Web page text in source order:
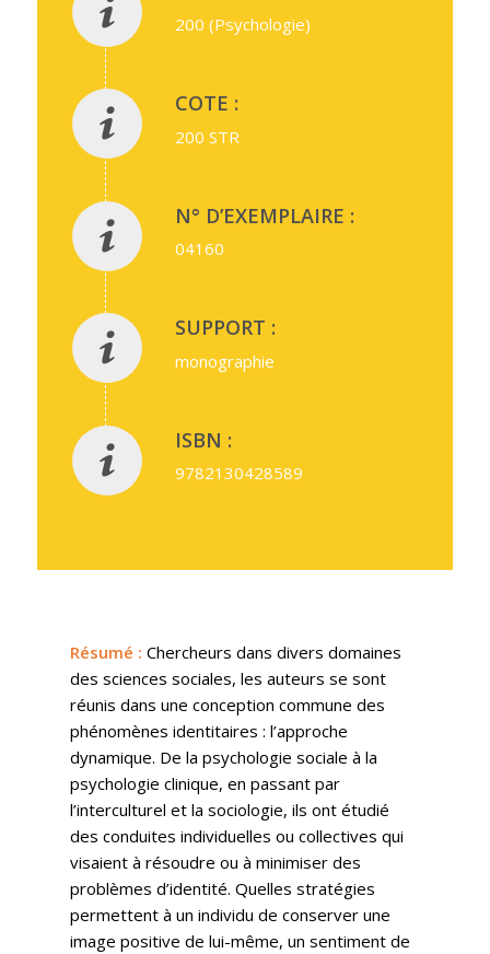
200 (Psychologie)
COTE :
200 STR
N° D’EXEMPLAIRE :
04160
SUPPORT :
monographie
ISBN :
9782130428589
Résumé : Chercheurs dans divers domaines
des sciences sociales, les auteurs se sont
réunis dans une conception commune des
phénomènes identitaires : l’approche
dynamique. De la psychologie sociale à la
psychologie clinique, en passant par
l’interculturel et la sociologie, ils ont étudié
des conduites individuelles ou collectives qui
visaient à résoudre ou à minimiser des
problèmes d’identité. Quelles stratégies
permettent à un individu de conserver une
image positive de lui-même, un sentiment de